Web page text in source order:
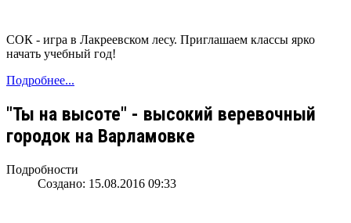
СОК - игра в Лакреевском лесу. Приглашаем классы ярко
начать учебный год!
Подробнее...
"Ты на высоте" - высокий веревочный
городок на Варламовке
Подробности
Создано: 15.08.2016 09:33